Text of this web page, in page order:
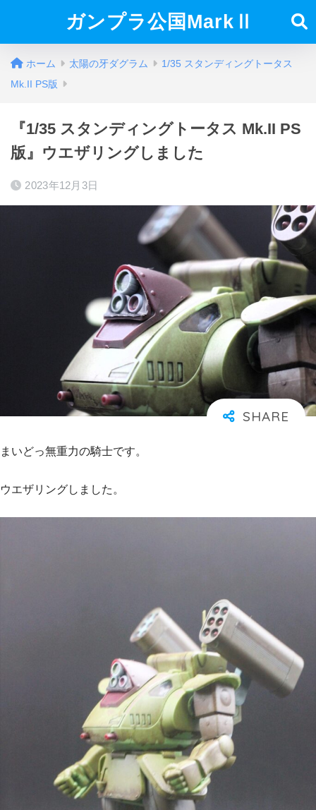
ガンプラ公国MarkⅡ
ホーム 太陽の牙ダグラム
1/35 スタンディングトータス
Mk.II PS版
『1/35 スタンディングトータス Mk.II PS
版』ウエザリングしました
2023年12月3日
まいどっ無重力の騎士です。
ウエザリングしました。